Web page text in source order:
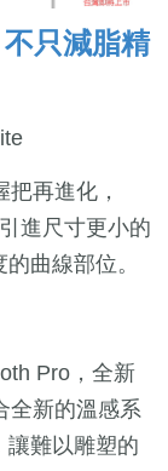
只減脂精
再進化，
進尺寸更小的
曲線部位。
Pro，全新
全新的溫感系
讓難以雕塑的